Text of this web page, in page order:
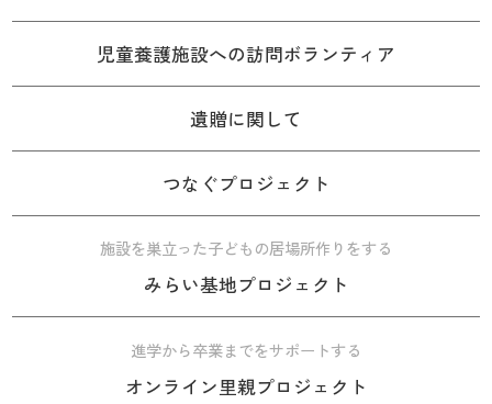
児童養護施設への訪問ボランティア
遺贈に関して
つなぐプロジェクト
施設を巣立った子どもの居場所作りをする
みらい基地プロジェクト
進学から卒業までをサポートする
オンライン里親プロジェクト